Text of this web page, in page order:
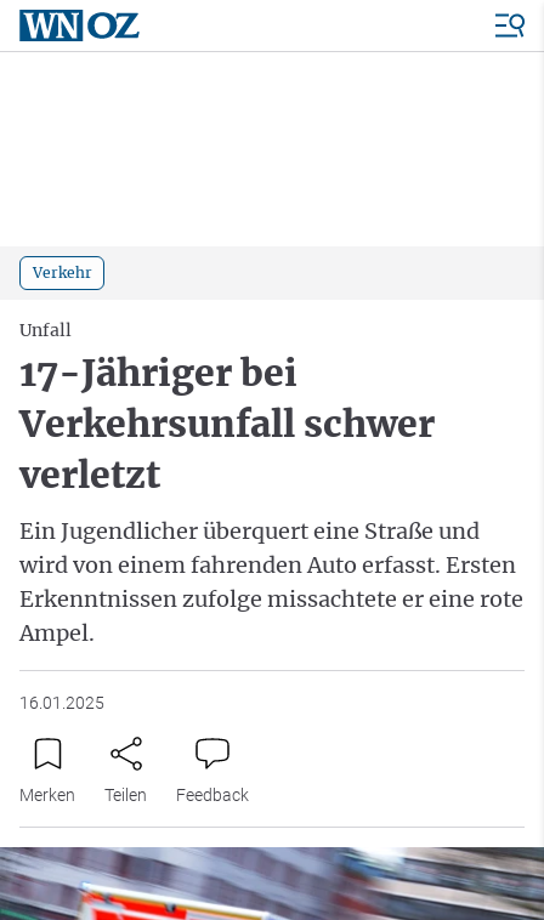
Verkehr
Unfall
17-Jähriger bei
Verkehrsunfall schwer
verletzt
Ein Jugendlicher überquert eine Straße und
wird von einem fahrenden Auto erfasst. Ersten
Erkenntnissen zufolge missachtete er eine rote
Ampel.
16.01.2025
Merken Teilen Feedback